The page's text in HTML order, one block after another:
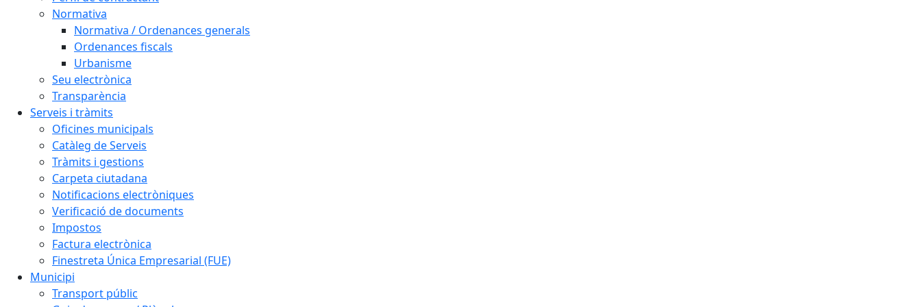
Normativa
Normativa / Ordenances generals
Ordenances fiscals
Urbanisme
Seu electrònica
Transparència
Serveis i tràmits
Oficines municipals
Catàleg de Serveis
Tràmits i gestions
Carpeta ciutadana
Notificacions electròniques
Verificació de documents
Impostos
Factura electrònica
Finestreta Única Empresarial (FUE)
Municipi
Transport públic